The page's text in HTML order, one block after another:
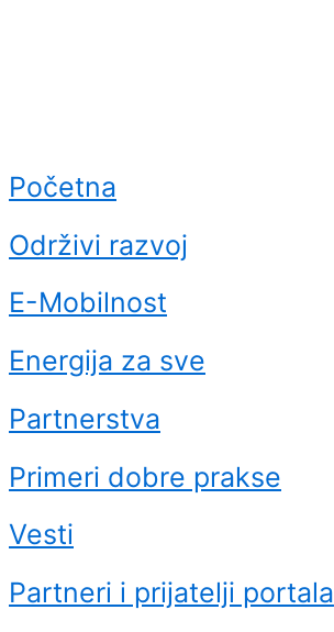
Početna
Održivi razvoj
E-Mobilnost
Energija za sve
Partnerstva
Primeri dobre prakse
Vesti
Partneri i prijatelji portala